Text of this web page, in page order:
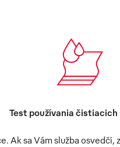
Test používania
Ak sa Vám služba